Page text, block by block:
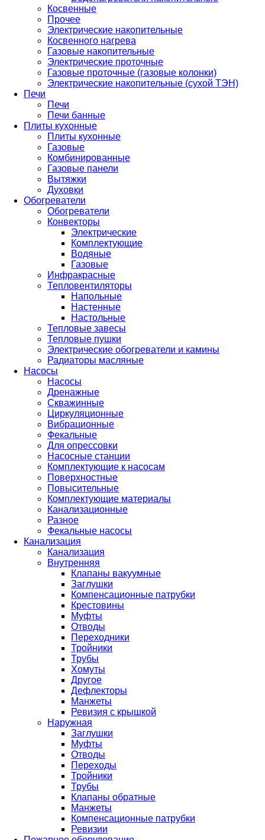
Косвенные
Прочее
Электрические накопительные
Косвенного нагрева
Газовые накопительные
Электрические проточные
Газовые проточные (газовые колонки)
Электрические накопительные (сухой ТЭН)
Печи
Печи
Печи банные
Плиты кухонные
Плиты кухонные
Газовые
Комбинированные
Газовые панели
Вытяжки
Духовки
Обогреватели
Обогреватели
Конвекторы
Электрические
Комплектующие
Водяные
Газовые
Инфракрасные
Тепловентиляторы
Напольные
Настенные
Настольные
Тепловые завесы
Тепловые пушки
Электрические обогреватели и камины
Радиаторы масляные
Насосы
Насосы
Дренажные
Скважинные
Циркуляционные
Вибрационные
Фекальные
Для опрессовки
Насосные станции
Комплектующие к насосам
Поверхностные
Повысительные
Комплектующие материалы
Канализационные
Разное
Фекальные насосы
Канализация
Канализация
Внутренняя
Клапаны вакуумные
Заглушки
Компенсационные патрубки
Крестовины
Муфты
Отводы
Переходники
Тройники
Трубы
Хомуты
Другое
Дефлекторы
Манжеты
Ревизия с крышкой
Наружная
Заглушки
Муфты
Отводы
Переходы
Тройники
Трубы
Клапаны обратные
Манжеты
Компенсационные патрубки
Ревизии